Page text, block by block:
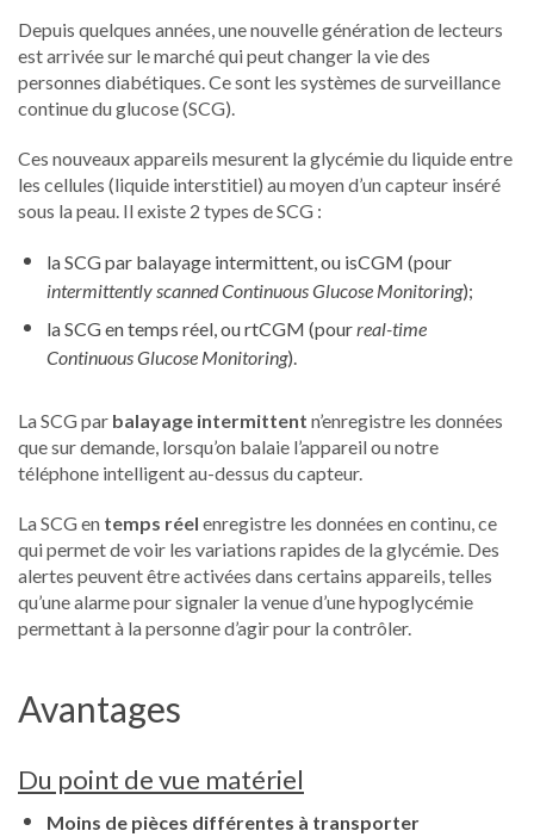
Depuis quelques années, une nouvelle génération de lecteurs
est arrivée sur le marché qui peut changer la vie des
personnes diabétiques. Ce sont les systèmes de surveillance
continue du glucose (SCG).
Ces nouveaux appareils mesurent la glycémie du liquide entre
les cellules (liquide interstitiel) au moyen d’un capteur inséré
sous la peau. Il existe 2 types de SCG :
la SCG par balayage intermittent, ou isCGM (pour
intermittently scanned Continuous Glucose Monitoring);
la SCG en temps réel, ou rtCGM (pourreal-time
Continuous Glucose Monitoring).
La SCG par balayage intermittent n’enregistre les données
que sur demande, lorsqu’on balaie l’appareil ou notre
téléphone intelligent au-dessus du capteur.
La SCG en temps réel enregistre les données en continu, ce
qui permet de voir les variations rapides de la glycémie. Des
alertes peuvent être activées dans certains appareils, telles
qu’une alarme pour signaler la venue d’une hypoglycémie
permettant à la personne d’agir pour la contrôler.
Avantages
Du point de vue matériel
Moins de pièces différentes à transporter